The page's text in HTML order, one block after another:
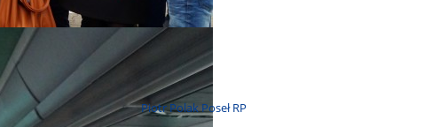
Piotr Polak Poseł RP